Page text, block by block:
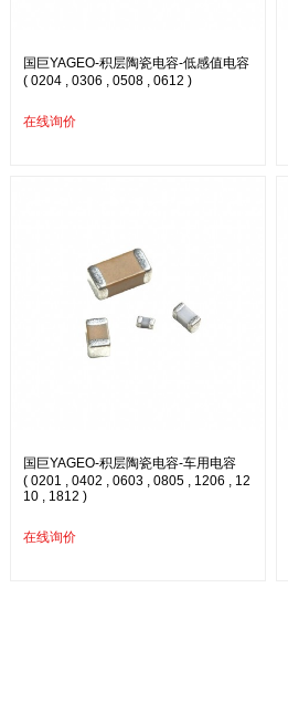
国巨YAGEO-积层陶瓷电容-低感值电容
( 0204 , 0306 , 0508 , 0612 )
在线询价
国巨YAGEO-积层陶瓷电容-车用电容
( 0201 , 0402 , 0603 , 0805 , 1206 , 12
10 , 1812 )
在线询价